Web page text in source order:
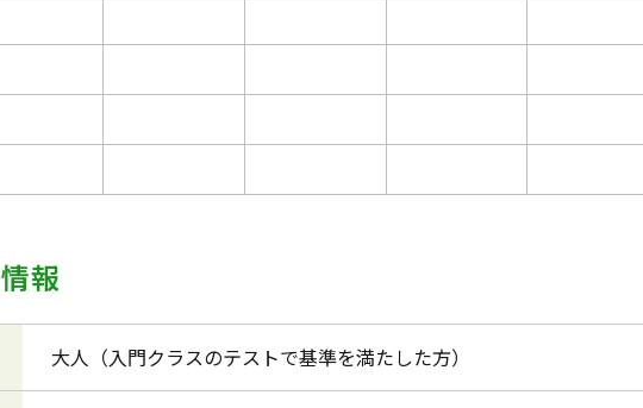
報
大人（入門クラスのテストで基準を満たした方）